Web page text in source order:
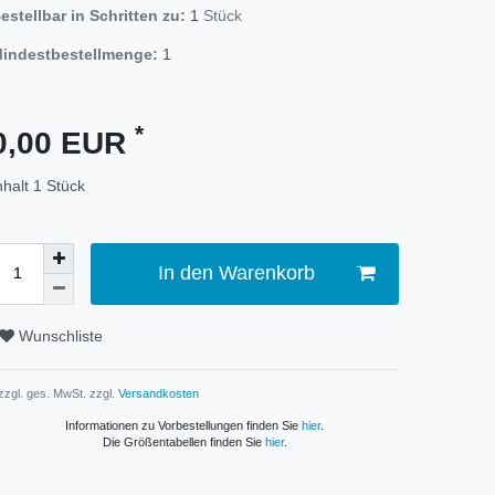
in Schritten zu: 1 Stück
1
EUR *
1 Stück
In den Warenkorb
Wunschliste
ges. MwSt. zzgl. Versandkosten
Informationen zu Vorbestellungen finden Sie hier.
Die Größentabellen finden Sie hier.